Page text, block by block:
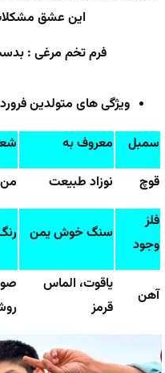
این عشق
فرم تخم مرغی :
ویژگی های متولدین
سمبل
معروف به
قوچ
نوزاد طبیعت
فلز
وجود
سنگ خوش یمن
آهن
یاقوت، الماس
قرمز